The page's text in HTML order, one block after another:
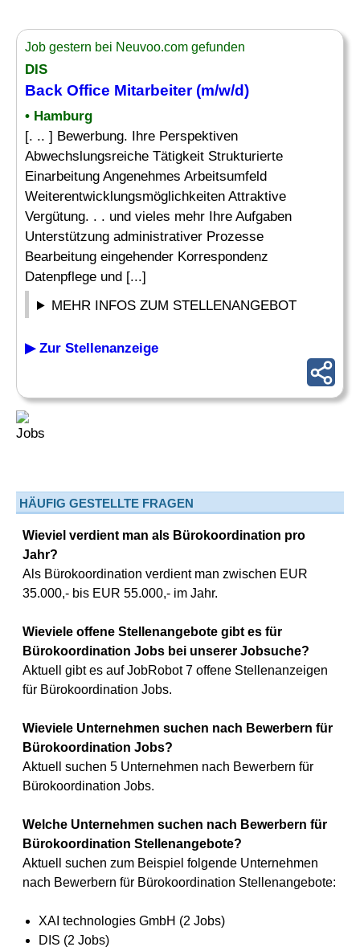
Job gestern bei Neuvoo.com gefunden
DIS
Back Office Mitarbeiter (m/w/d)
• Hamburg
[. .. ] Bewerbung. Ihre Perspektiven
Abwechslungsreiche Tätigkeit Strukturierte
Einarbeitung Angenehmes Arbeitsumfeld
Weiterentwicklungsmöglichkeiten Attraktive
Vergütung. . . und vieles mehr Ihre Aufgaben
Unterstützung administrativer Prozesse
Bearbeitung eingehender Korrespondenz
Datenpflege und [...]
MEHR INFOS ZUM STELLENANGEBOT
▶ Zur Stellenanzeige
HÄUFIG GESTELLTE FRAGEN
Wieviel verdient man als Bürokoordination pro
Jahr?
Als Bürokoordination verdient man zwischen EUR
35.000,- bis EUR 55.000,- im Jahr.
Wieviele offene Stellenangebote gibt es für
Bürokoordination Jobs bei unserer Jobsuche?
Aktuell gibt es auf JobRobot 7 offene Stellenanzeigen
für Bürokoordination Jobs.
Wieviele Unternehmen suchen nach Bewerbern für
Bürokoordination Jobs?
Aktuell suchen 5 Unternehmen nach Bewerbern für
Bürokoordination Jobs.
Welche Unternehmen suchen nach Bewerbern für
Bürokoordination Stellenangebote?
Aktuell suchen zum Beispiel folgende Unternehmen
nach Bewerbern für Bürokoordination Stellenangebote:
XAI technologies GmbH (2 Jobs)
DIS (2 Jobs)